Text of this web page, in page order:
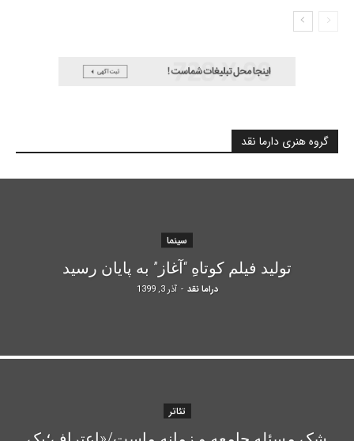
گروه هنری دارما نقد
سینما
تولید فیلم کوتاهِ “آغاز” به پایان رسید
دراما نقد - آذر 3, 1399
تئاتر